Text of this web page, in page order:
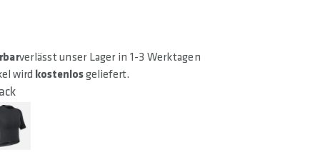
verlässt unser Lager in 1-3 Werktagen
wird kostenlosgeliefert.